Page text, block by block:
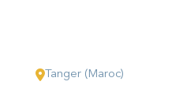
Tanger (Maroc)